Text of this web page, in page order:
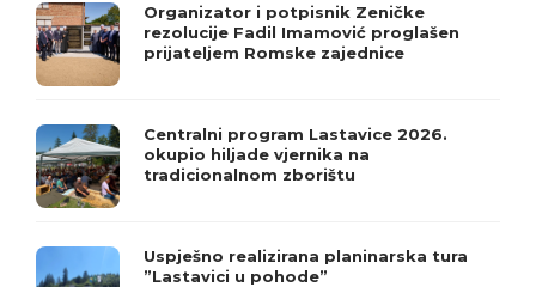
Organizator i potpisnik Zeničke
rezolucije Fadil Imamović proglašen
prijateljem Romske zajednice
Centralni program Lastavice 2026.
okupio hiljade vjernika na
tradicionalnom zborištu
Uspješno realizirana planinarska tura
”Lastavici u pohode”